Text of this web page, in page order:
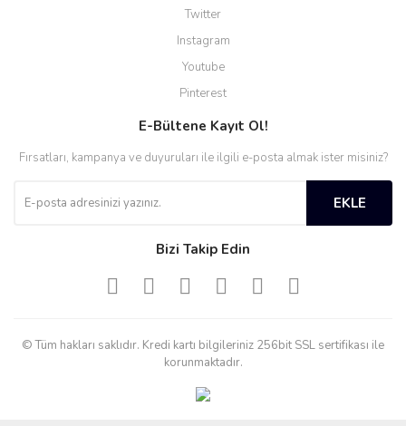
Twitter
Instagram
Youtube
Pinterest
E-Bültene Kayıt Ol!
Fırsatları, kampanya ve duyuruları ile ilgili e-posta almak ister misiniz?
EKLE
Bizi Takip Edin
© Tüm hakları saklıdır. Kredi kartı bilgileriniz 256bit SSL sertifikası ile
korunmaktadır.